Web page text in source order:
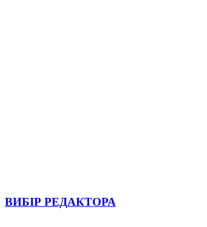
ВИБІР РЕДАКТОРА